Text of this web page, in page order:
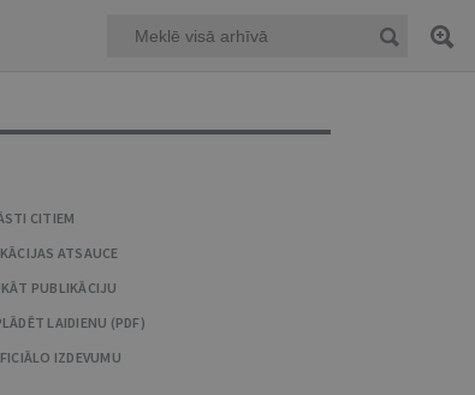
CITIEM
ATSAUCE
PUBLIKĀCIJU
LAIDIENU (PDF)
IZDEVUMU